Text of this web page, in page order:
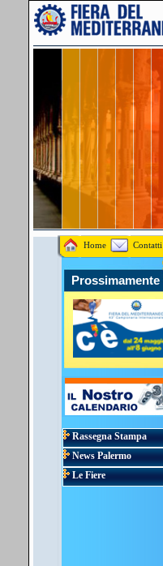
Home Contatti
Prossimamente
Rassegna Stampa
News Palermo
Le Fiere